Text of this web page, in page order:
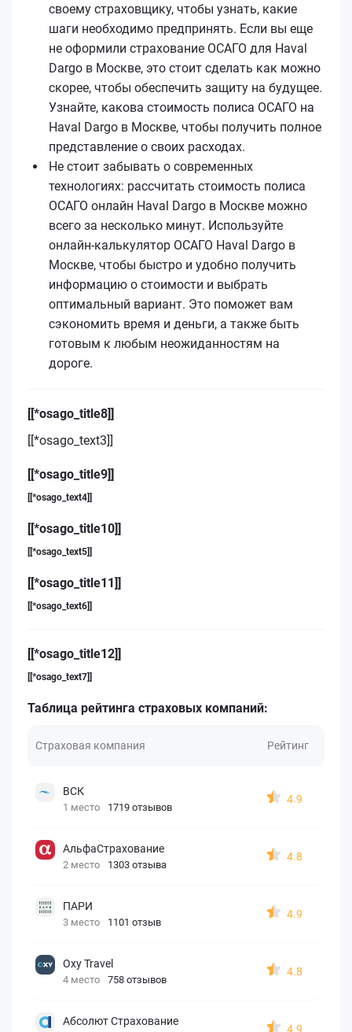
своему страховщику, чтобы узнать, какие
шаги необходимо предпринять. Если вы еще
не оформили страхование ОСАГО для Haval
Dargo в Москве, это стоит сделать как можно
скорее, чтобы обеспечить защиту на будущее.
Узнайте, какова стоимость полиса ОСАГО на
Haval Dargo в Москве, чтобы получить полное
представление о своих расходах.
Не стоит забывать о современных
технологиях: рассчитать стоимость полиса
ОСАГО онлайн Haval Dargo в Москве можно
всего за несколько минут. Используйте
онлайн-калькулятор ОСАГО Haval Dargo в
Москве, чтобы быстро и удобно получить
информацию о стоимости и выбрать
оптимальный вариант. Это поможет вам
сэкономить время и деньги, а также быть
готовым к любым неожиданностям на
дороге.
[[*osago_title8]]
[[*osago_text3]]
[[*osago_title9]]
[[*osago_text4]]
[[*osago_title10]]
[[*osago_text5]]
[[*osago_title11]]
[[*osago_text6]]
[[*osago_title12]]
[[*osago_text7]]
Таблица рейтинга страховых компаний:
Страховая компания Рейтинг
ВСК
1 место 1719 отзывов
4.9
АльфаСтрахование
2 место 1303 отзыва
4.8
ПАРИ
3 место 1101 отзыв
4.9
Oxy Travel
4 место 758 отзывов
4.8
Абсолют Страхование
4.9